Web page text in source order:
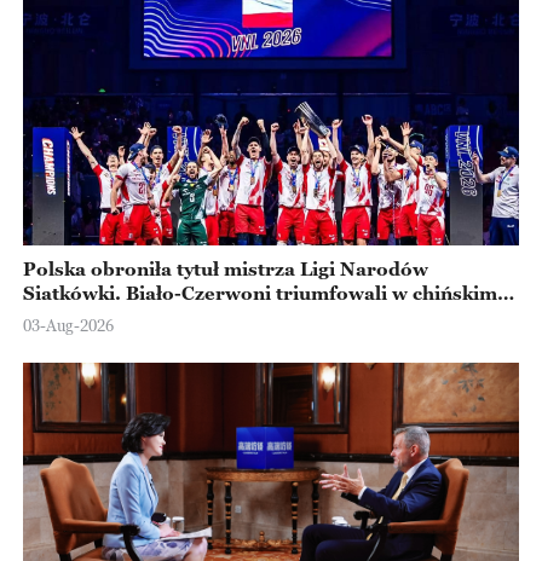
Polska obroniła tytuł mistrza Ligi Narodów
Siatkówki. Biało-Czerwoni triumfowali w chińskim
Ningbo
03-Aug-2026